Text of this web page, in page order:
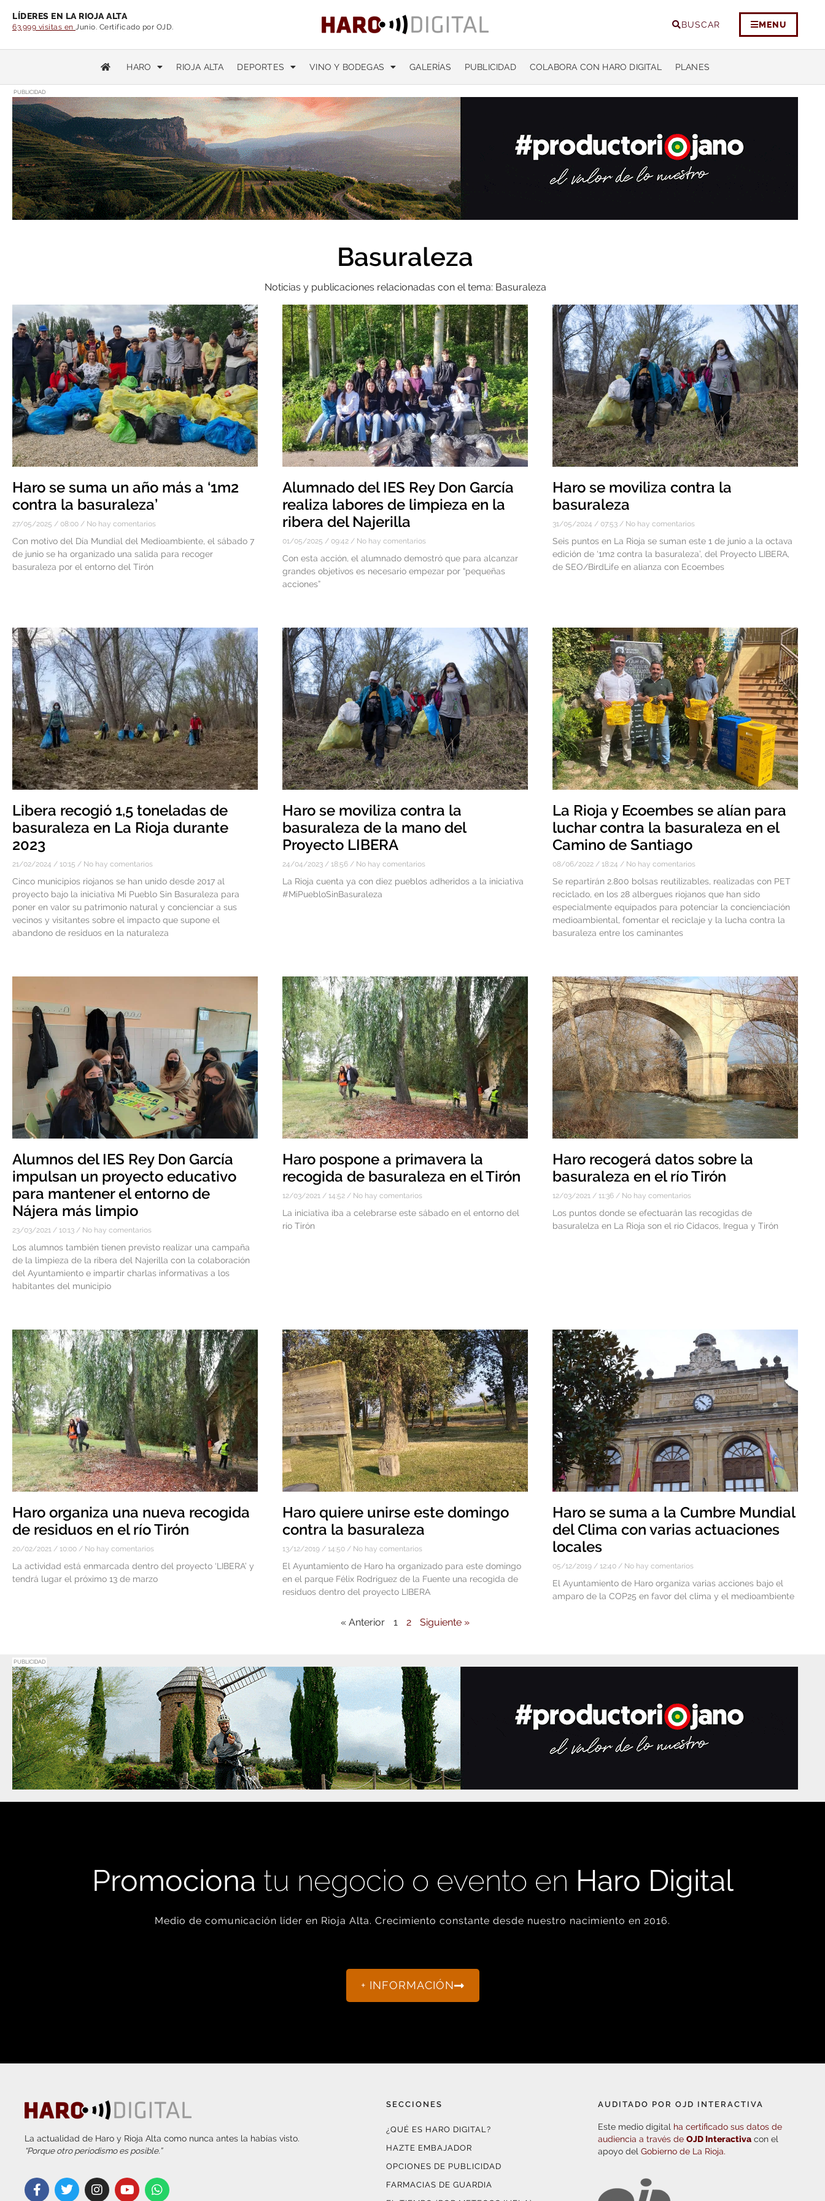
LÍDERES EN LA RIOJA ALTA
63.999 visitas en Junio. Certificado por OJD. BUSCAR MENU
HARO RIOJA ALTA DEPORTES VINO Y BODEGAS GALERÍAS PUBLICIDAD COLABORA CON HARO DIGITAL PLANES
PUBLICIDAD
Basuraleza
Noticias y publicaciones relacionadas con el tema: Basuraleza
Haro se suma un año más a ‘1m2
contra la basuraleza’
27/05/2025 08:00 No hay comentarios
Con motivo del Día Mundial del Medioambiente, el sábado 7
de junio se ha organizado una salida para recoger
basuraleza por el entorno del Tirón
Alumnado del IES Rey Don García
realiza labores de limpieza en la
ribera del Najerilla
01/05/2025 09:42 No hay comentarios
Con esta acción, el alumnado demostró que para alcanzar
grandes objetivos es necesario empezar por “pequeñas
acciones”
Haro se moviliza contra la
basuraleza
31/05/2024 07:53 No hay comentarios
Seis puntos en La Rioja se suman este 1 de junio a la octava
edición de ‘1m2 contra la basuraleza’, del Proyecto LIBERA,
de SEO/BirdLife en alianza con Ecoembes
Libera recogió 1,5 toneladas de
basuraleza en La Rioja durante
2023
21/02/2024 10:15 No hay comentarios
Cinco municipios riojanos se han unido desde 2017 al
proyecto bajo la iniciativa Mi Pueblo Sin Basuraleza para
poner en valor su patrimonio natural y concienciar a sus
vecinos y visitantes sobre el impacto que supone el
abandono de residuos en la naturaleza
Haro se moviliza contra la
basuraleza de la mano del
Proyecto LIBERA
24/04/2023 18:56 No hay comentarios
La Rioja cuenta ya con diez pueblos adheridos a la iniciativa
#MiPuebloSinBasuraleza
La Rioja y Ecoembes se alían para
luchar contra la basuraleza en el
Camino de Santiago
08/06/2022 18:24 No hay comentarios
Se repartirán 2.800 bolsas reutilizables, realizadas con PET
reciclado, en los 28 albergues riojanos que han sido
especialmente equipados para potenciar la concienciación
medioambiental, fomentar el reciclaje y la lucha contra la
basuraleza entre los caminantes
Alumnos del IES Rey Don García
impulsan un proyecto educativo
para mantener el entorno de
Nájera más limpio
23/03/2021 10:13 No hay comentarios
Los alumnos también tienen previsto realizar una campaña
de la limpieza de la ribera del Najerilla con la colaboración
del Ayuntamiento e impartir charlas informativas a los
habitantes del municipio
Haro pospone a primavera la
recogida de basuraleza en el Tirón
12/03/2021 14:52 No hay comentarios
La iniciativa iba a celebrarse este sábado en el entorno del
río Tirón
Haro recogerá datos sobre la
basuraleza en el río Tirón
12/03/2021 11:36 No hay comentarios
Los puntos donde se efectuarán las recogidas de
basuralelza en La Rioja son el río Cidacos, Iregua y Tirón
Haro organiza una nueva recogida
de residuos en el río Tirón
20/02/2021 10:00 No hay comentarios
La actividad está enmarcada dentro del proyecto ‘LIBERA’ y
tendrá lugar el próximo 13 de marzo
Haro quiere unirse este domingo
contra la basuraleza
13/12/2019 14:50 No hay comentarios
El Ayuntamiento de Haro ha organizado para este domingo
en el parque Félix Rodríguez de la Fuente una recogida de
residuos dentro del proyecto LIBERA
Haro se suma a la Cumbre Mundial
del Clima con varias actuaciones
locales
05/12/2019 12:40 No hay comentarios
El Ayuntamiento de Haro organiza varias acciones bajo el
amparo de la COP25 en favor del clima y el medioambiente
« Anterior 1 2 Siguiente »
PUBLICIDAD
Promociona tu negocio o evento en Haro Digital
Medio de comunicación líder en Rioja Alta. Crecimiento constante desde nuestro nacimiento en 2016.
+ INFORMACIÓN
La actualidad de Haro y Rioja Alta como nunca antes la habías visto.
“Porque otro periodismo es posible.”
SECCIONES
¿QUÉ ES HARO DIGITAL?
HAZTE EMBAJADOR
OPCIONES DE PUBLICIDAD
FARMACIAS DE GUARDIA
AUDITADO POR OJD INTERACTIVA
Este medio digital ha certificado sus datos de
audiencia a través deOJD Interactiva con el
apoyo delGobierno de La Rioja.